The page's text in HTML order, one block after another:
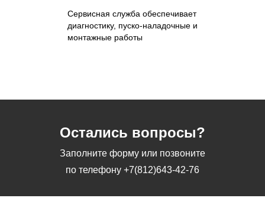
Сервисная служба обеспечивает
диагностику, пуско-наладочные и
монтажные работы
Остались вопросы?
Заполните форму или позвоните
по телефону +7(812)643-42-76